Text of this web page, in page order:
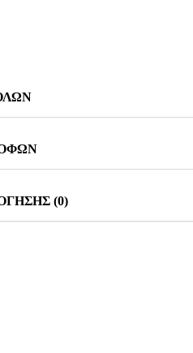
Διαθέτει λεπίδα 6,35 cm και
(0)